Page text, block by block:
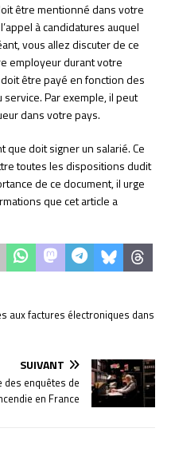
être mentionné dans votre
à candidatures auquel
vous allez discuter de ce
employeur durant votre
être payé en fonction des
Par exemple, il peut
dans votre pays.
que doit signer un salarié. Ce
toutes les dispositions dudit
de ce document, il urge
que cet article a
aux factures électroniques dans
SUIVANT
des enquêtes de
en France